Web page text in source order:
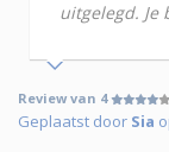
uitgelegd. Je
Review van 4
Geplaatst door Sia